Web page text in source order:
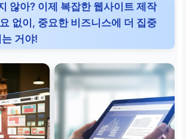
않아? 이제 복잡한 웹사이트 제작
없이, 중요한 비즈니스에 더 집중
거야!